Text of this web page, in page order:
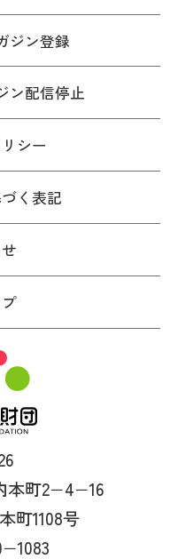
ジン登録
ン配信停止
シー
く表記
本町2−4−16
町1108号